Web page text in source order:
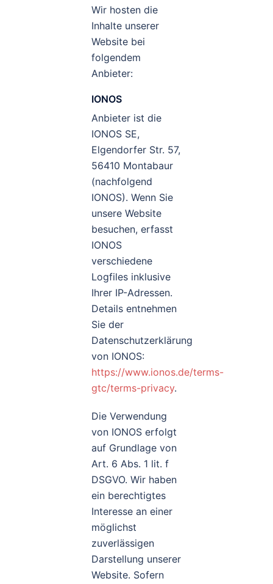
Wir hosten die
Inhalte unserer
Website bei
folgendem
Anbieter:
IONOS
Anbieter ist die
IONOS SE,
Elgendorfer Str. 57,
56410 Montabaur
(nachfolgend
IONOS). Wenn Sie
unsere Website
besuchen, erfasst
IONOS
verschiedene
Logfiles inklusive
Ihrer IP-Adressen.
Details entnehmen
Sie der
Datenschutzerklärung
von IONOS:
https://www.ionos.de/terms-
gtc/terms-privacy.
Die Verwendung
von IONOS erfolgt
auf Grundlage von
Art. 6 Abs. 1 lit. f
DSGVO. Wir haben
ein berechtigtes
Interesse an einer
möglichst
zuverlässigen
Darstellung unserer
Website. Sofern